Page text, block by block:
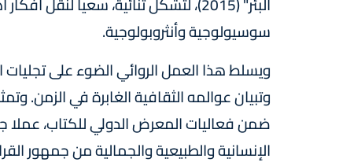
سوسيولوجية وأنثروبولوجية.
ويسلط هذا العمل الروائي الضوء على
وتبيان عوالمه الثقافية الغابرة في الزمن.
ضمن فعاليات المعرض الدولي للكتاب، عملا
الإنسانية والطبيعية والجمالية من جمهور